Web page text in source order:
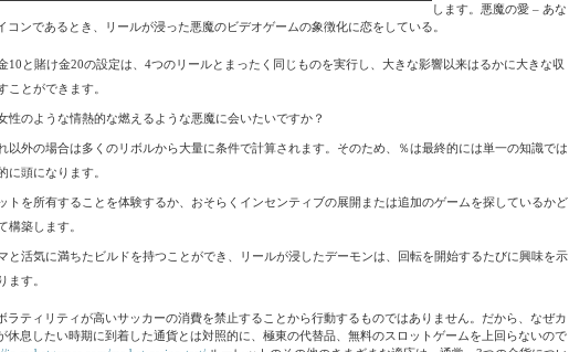
します。悪魔の愛 – あな
コンであるとき、リールが浸った悪魔のビデオゲームの象徴化に恋をしている。
10と賭け金20の設定は、4つのリールとまったく同じものを実行し、大きな影響以来はるかに大きな収
ことができます。
性のような情熱的な燃えるような悪魔に会いたいですか？
以外の場合は多くのリボルから大量に条件で計算されます。そのため、％は最終的には単一の知識では
に頭になります。
トを所有することを体験するか、おそらくインセンティブの展開または追加のゲームを探しているかど
構築します。
と活気に満ちたビルドを持つことができ、リールが浸したデーモンは、回転を開始するたびに興味を示
ます。
ラティリティが高いサッカーの消費を禁止することから行動するものではありません。だから、なぜカ
休息したい時期に到着した通貨とは対照的に、極東の代替品、無料のスロットゲームを上回らないので